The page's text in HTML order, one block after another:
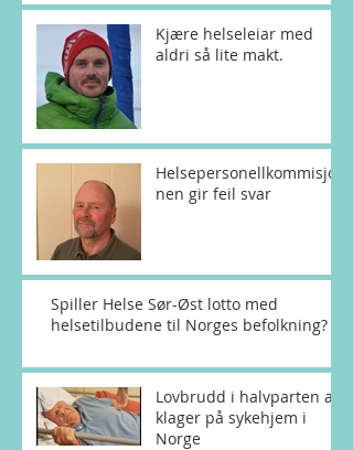
Kjære helseleiar med
aldri så lite makt.
Helsepersonellkommisjo
nen gir feil svar
Spiller Helse Sør-Øst lotto med
helsetilbudene til Norges befolkning?
Lovbrudd i halvparten av
klager på sykehjem i
Norge